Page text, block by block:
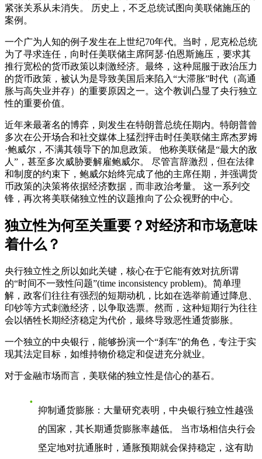
紧张关系从未消失。 历史上，不乏总统试图向美联储施压的
案例。
一个广为人知的例子发生在上世纪70年代。当时，尼克松总统
为了寻求连任，向时任美联储主席阿瑟·伯恩斯施压，要求其
推行宽松的货币政策以刺激经济。最终，这种屈服于政治压力
的货币政策，被认为是导致美国后来陷入“大滞胀”时代（高通
胀与高失业并存）的重要原因之一。这个教训凸显了央行独立
性的重要价值。
近年来最著名的博弈，则发生在特朗普总统任期内。特朗普曾
多次在公开场合和社交媒体上猛烈抨击时任美联储主席杰罗姆
·鲍威尔，不满其领导下的加息政策。 他称美联储是“最大的敌
人”，甚至多次威胁要解雇鲍威尔。 尽管言辞激烈，但在法律
和制度的约束下，鲍威尔始终完成了他的主席任期，并强调货
币政策的决策将依据经济数据，而非政治考量。 这一系列交
锋，再次将美联储独立性的议题推向了公众视野的中心。
独立性为何至关重要？对经济和市场意味
着什么？
央行独立性之所以如此关键，核心在于它能有效对抗所谓
的“时间不一致性问题”(time inconsistency problem)。简单理
解，政客们往往有强烈的短期动机，比如在选举前通过降息、
印钞等方式刺激经济，以争取选票。然而，这种短期行为往往
会以牺牲长期经济稳定为代价，最终导致恶性通货膨胀。
一个独立的中央银行，能够扮演一个“刹车”的角色，专注于实
现其法定目标，如维持物价稳定和促进充分就业。
对于金融市场而言，美联储的独立性是信心的基石。
抑制通货膨胀 ：大量研究表明，中央银行独立性越强
的国家，其长期通货膨胀率越低。 当市场相信央行会
坚定地对抗通胀时，通胀预期就会保持稳定，这有助